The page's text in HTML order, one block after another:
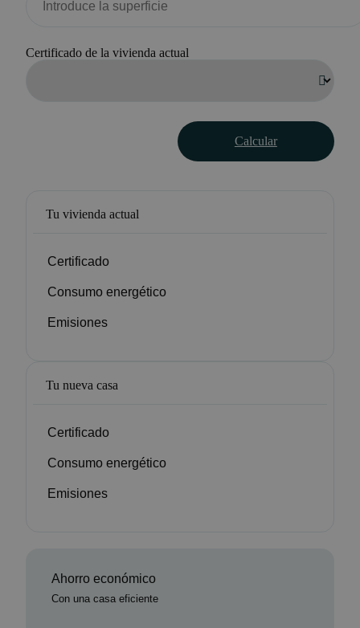
Certificado de la vivienda actual
Calcular
Tu vivienda actual
Certificado
Consumo energético
Emisiones
Tu nueva casa
Certificado
Consumo energético
Emisiones
Ahorro económico
Con una casa eficiente